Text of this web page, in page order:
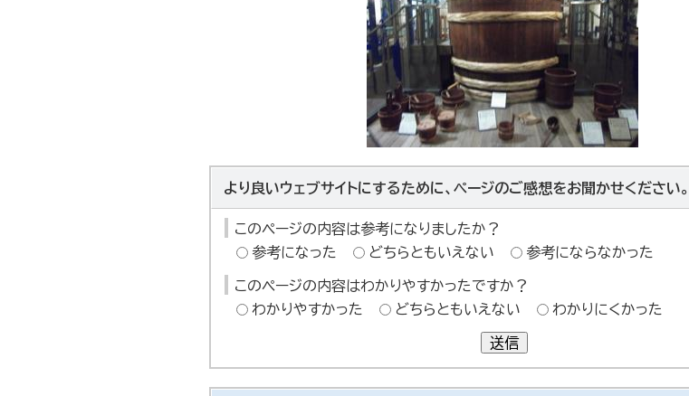
より良いウェブサイトにするために、ページのご感想をお聞かせください。
このページの内容は参考になりましたか？
参考になった
どちらともいえない 参考にならなかった
このページの内容はわかりやすかったですか？
わかりやすかった
どちらともいえない わかりにくかった
送信